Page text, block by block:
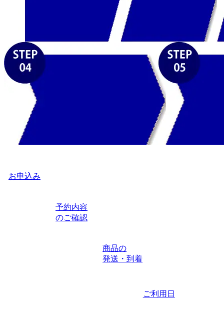
お申込み
予約内容
のご確認
商品の
発送・到着
ご利用日